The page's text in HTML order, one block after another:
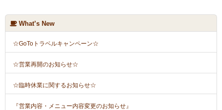
What’s New
☆GoToトラベルキャンペーン☆
☆営業再開のお知らせ☆
☆臨時休業に関するお知らせ☆
『営業内容・メニュー内容変更のお知らせ』